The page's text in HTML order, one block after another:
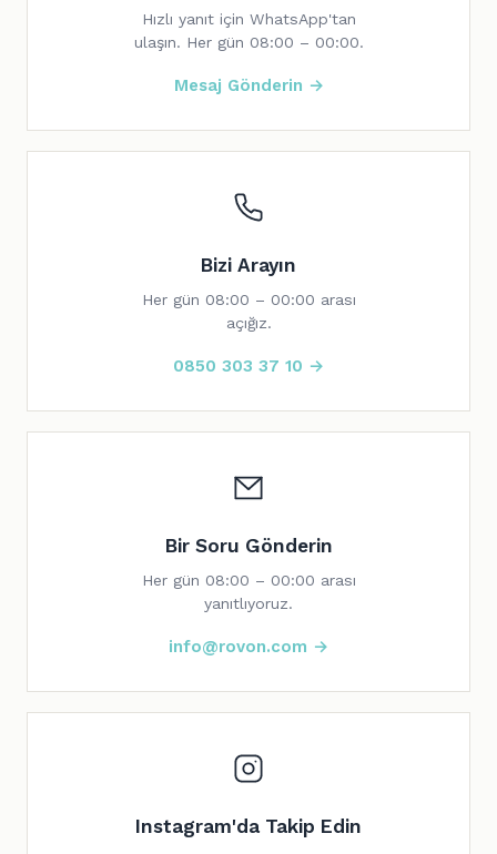
Hızlı yanıt için WhatsApp'tan
ulaşın. Her gün 08:00 – 00:00.
Mesaj Gönderin →
Bizi Arayın
Her gün 08:00 – 00:00 arası
açığız.
0850 303 37 10 →
Bir Soru Gönderin
Her gün 08:00 – 00:00 arası
yanıtlıyoruz.
info@rovon.com →
Instagram'da Takip Edin